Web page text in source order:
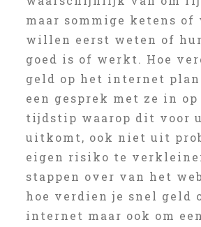
maar sommige ketens
willen eerst weten of
goed is of werkt. Hoe
geld op het internet plan
een gesprek met ze in op
tijdstip waarop dit voor
uitkomt, ook niet uit
eigen risiko te
stappen over van het
hoe verdien je snel geld
internet maar ook om